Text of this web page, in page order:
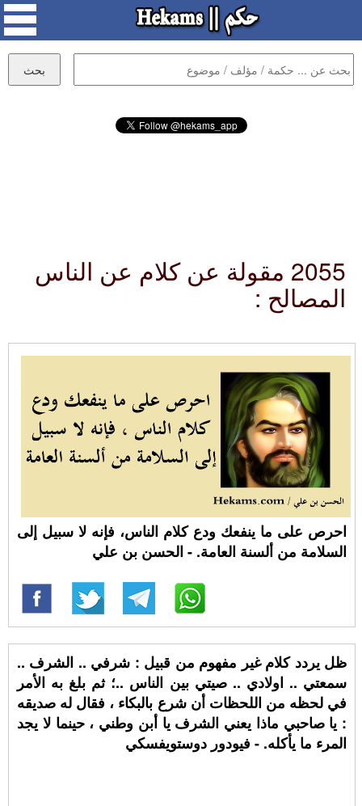
2055 مقولة عن كلام عن الناس
المصالح :
احرص على ما ينفعك ودع كلام الناس، فإنه لا سبيل إلى
السلامة من ألسنة العامة. - الحسن بن علي
ظل يردد كلام غير مفهوم من قبيل : شرفي .. الشرف ..
سمعتي .. اولادي .. صيتي بين الناس ..؛ ثم بلغ به الأمر
في لحظه من اللحظات أن شرع بالبكاء ، فقال له صديقه
: يا صاحبي ماذا يعني الشرف يا أبن وطني ، حينما لا يجد
المرء ما يأكله. - فيودور دوستويفسكي